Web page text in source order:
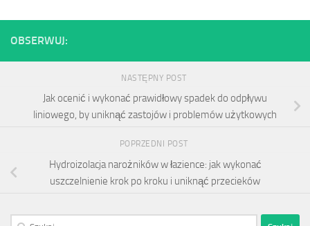
OBSERWUJ:
NASTĘPNY POST
Jak ocenić i wykonać prawidłowy spadek do odpływu
liniowego, by uniknąć zastojów i problemów użytkowych
POPRZEDNI POST
Hydroizolacja narożników w łazience: jak wykonać
uszczelnienie krok po kroku i uniknąć przecieków
Szukaj: